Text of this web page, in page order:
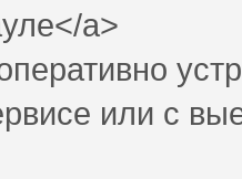
a>
или с